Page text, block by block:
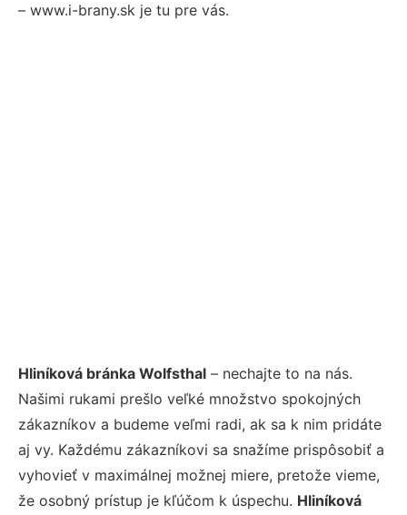
– www.i-brany.sk je tu pre vás.
Hliníková bránka Wolfsthal – nechajte to na nás.
Našimi rukami prešlo veľké množstvo spokojných
zákazníkov a budeme veľmi radi, ak sa k nim pridáte
aj vy. Každému zákazníkovi sa snažíme prispôsobiť a
vyhovieť v maximálnej možnej miere, pretože vieme,
že osobný prístup je kľúčom k úspechu. Hliníková